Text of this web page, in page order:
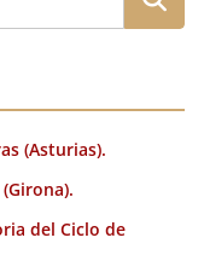
a
(Asturias).
del Ciclo de